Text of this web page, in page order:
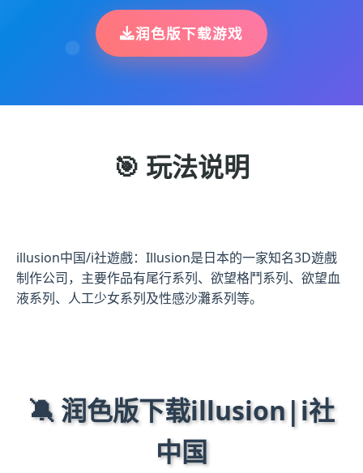
润色版下载游戏
🎯 玩法说明
illusion中国/i社遊戲：Illusion是日本的一家知名3D遊戲
制作公司，主要作品有尾行系列、欲望格鬥系列、欲望血
液系列、人工少女系列及性感沙灘系列等。
🔕 润色版下载illusion|i社
中国